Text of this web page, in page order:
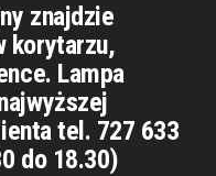
znajdzie
korytarzu,
Lampa
tel. 727 633
do 18.30)